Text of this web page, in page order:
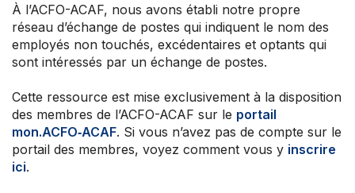
À l’ACFO-ACAF, nous avons établi notre propre
réseau d’échange de postes qui indiquent le nom des
employés non touchés, excédentaires et optants qui
sont intéressés par un échange de postes.
Cette ressource est mise exclusivement à la disposition
des membres de l’ACFO-ACAF sur le portail
mon.ACFO‑ACAF. Si vous n’avez pas de compte sur le
portail des membres, voyez comment vous y inscrire
ici.